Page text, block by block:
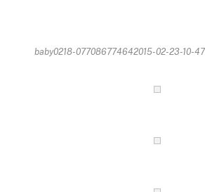
baby0218-077086774642015-02-23-10-